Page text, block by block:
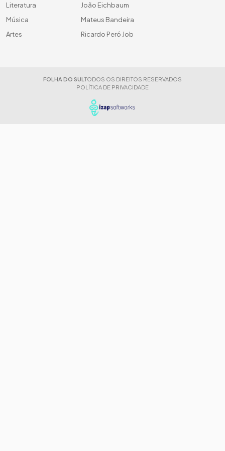
Literatura
Música
Artes
João Eichbaum
Mateus Bandeira
Ricardo Peró Job
FOLHA DO SUL TODOS OS DIREITOS RESERVADOS
POLÍTICA DE PRIVACIDADE